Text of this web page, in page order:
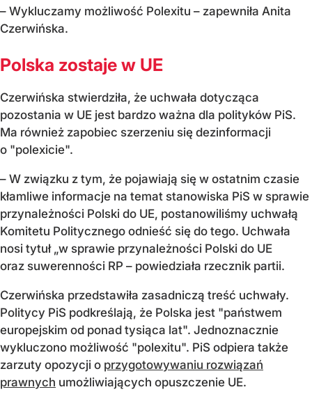
– Wykluczamy możliwość Polexitu – zapewniła Anita
Czerwińska.
Polska zostaje w UE
Czerwińska stwierdziła, że uchwała dotycząca
pozostania w UE jest bardzo ważna dla polityków PiS.
Ma również zapobiec szerzeniu się dezinformacji
o "polexicie".
– W związku z tym, że pojawiają się w ostatnim czasie
kłamliwe informacje na temat stanowiska PiS w sprawie
przynależności Polski do UE, postanowiliśmy uchwałą
Komitetu Politycznego odnieść się do tego. Uchwała
nosi tytuł „w sprawie przynależności Polski do UE
oraz suwerenności RP – powiedziała rzecznik partii.
Czerwińska przedstawiła zasadniczą treść uchwały.
Politycy PiS podkreślają, że Polska jest "państwem
europejskim od ponad tysiąca lat". Jednoznacznie
wykluczono możliwość "polexitu". PiS odpiera także
zarzuty opozycji o przygotowywaniu rozwiązań
prawnych umożliwiających opuszczenie UE.